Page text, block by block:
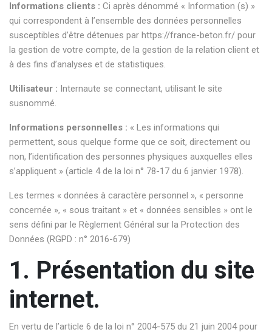
Informations clients : Ci après dénommé « Information (s) »
qui correspondent à l’ensemble des données personnelles
susceptibles d’être détenues par https://france-beton.fr/ pour
la gestion de votre compte, de la gestion de la relation client et
à des fins d’analyses et de statistiques.
Utilisateur : Internaute se connectant, utilisant le site
susnommé.
Informations personnelles : « Les informations qui
permettent, sous quelque forme que ce soit, directement ou
non, l’identification des personnes physiques auxquelles elles
s’appliquent » (article 4 de la loi n° 78-17 du 6 janvier 1978).
Les termes « données à caractère personnel », « personne
concernée », « sous traitant » et « données sensibles » ont le
sens défini par le Règlement Général sur la Protection des
Données (RGPD : n° 2016-679)
1. Présentation du site
internet.
En vertu de l’article 6 de la loi n° 2004-575 du 21 juin 2004 pour